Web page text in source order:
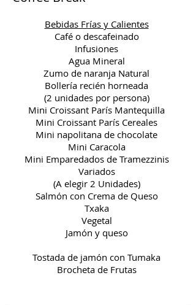
Bebidas Frías y Calientes
Café o descafeinado
Infusiones
Agua Mineral
Zumo de naranja Natural
Bollería recién horneada
(2 unidades por persona)
Mini Croissant París Mantequilla
Mini Croissant París Cereales
Mini napolitana de chocolate
Mini Caracola
Mini Emparedados de Tramezzinis
Variados
(A elegir 2 Unidades)
Salmón con Crema de Queso
Txaka
Vegetal
Jamón y queso
Tostada de jamón con Tumaka
Brocheta de Frutas